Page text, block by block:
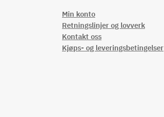
Min konto
Retningslinjer og lovverk
Kontakt oss
Kjøps- og leveringsbetingelser